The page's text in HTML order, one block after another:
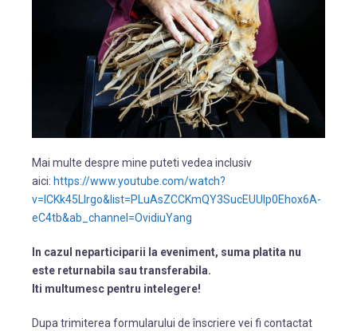
Mai multe despre mine puteti vedea inclusiv
aici: https://www.youtube.com/watch?
v=ICKk45LIrgo&list=PLuAsZCCKmQY3SucEUUlp0Ehox6A-
eC4tb&ab_channel=OvidiuYang
In cazul neparticiparii la eveniment, suma platita nu
este returnabila sau transferabila.
Iti multumesc pentru intelegere!
Dupa trimiterea formularului de înscriere vei fi contactat